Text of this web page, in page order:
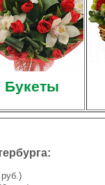
Букеты